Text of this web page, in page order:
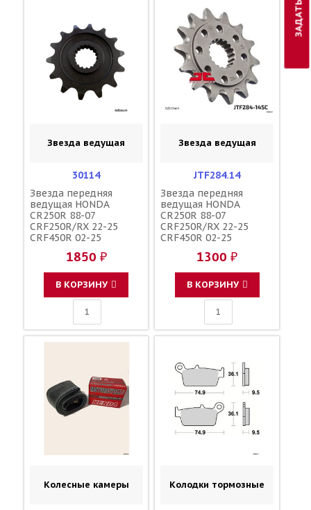
Звезда ведущая
30114
Звезда передняя
ведущая HONDA
CR250R 88-07
CRF250R/RX 22-25
CRF450R 02-25
CRF450RX 17-25
CR500R 88-01 зубов 14
/ MRP JTF284 253--520-
23802-HP1-670
1850 ₽
В КОРЗИНУ
Звезда ведущая
JTF284.14
Звезда передняя
ведущая HONDA
CR250R 88-07
CRF250R/RX 22-25
CRF450R 02-25
CRF450RX 17-25
CR500R 88-01 зубов 14
/ SUNSTAR JTF284 253-
871 23802-HP1-670
1300 ₽
В КОРЗИНУ
Колесные камеры Колодки тормозные